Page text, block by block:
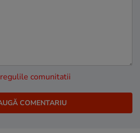
regulile comunitatii